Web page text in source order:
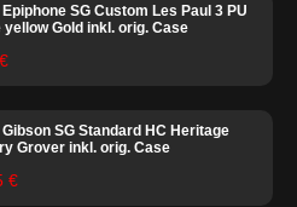
SG Custom Les Paul 3 PU
yellow Gold inkl. orig. Case
SG Standard HC Heritage
Grover inkl. orig. Case
€